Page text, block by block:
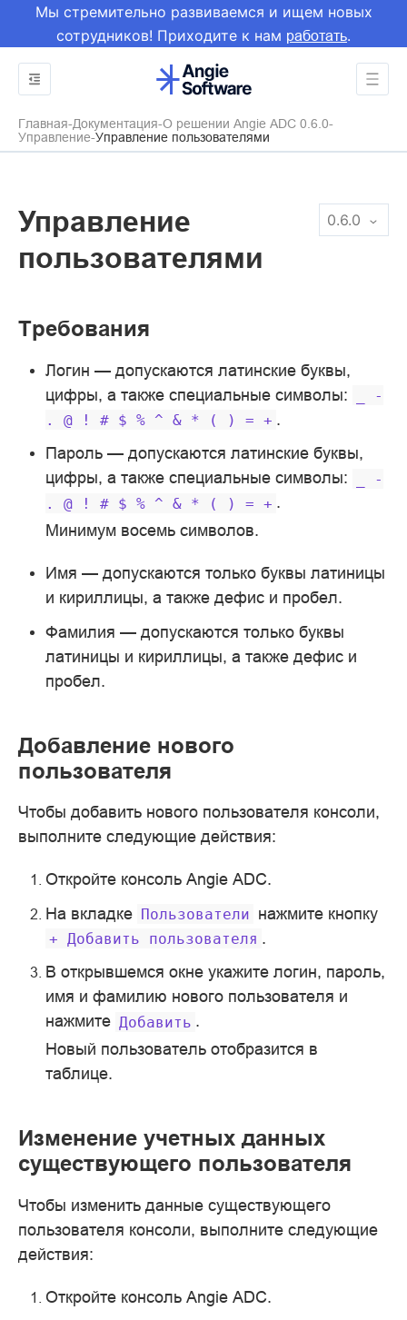
Мы стремительно развиваемся и ищем новых
сотрудников! Приходите к нам работать.
Главная Документация О решении Angie ADC 0.6.0
Управление Управление пользователями
0.6.0
Управление
пользователями
Требования
Логин — допускаются латинские буквы,
цифры, а также специальные символы:
-
.
@ ! # $ % ^ & * ( ) = + .
Пароль — допускаются латинские буквы,
цифры, а также специальные символы:
-
.
@ ! # $ % ^ & * ( ) = + .
Минимум восемь символов.
Имя — допускаются только буквы латиницы
и кириллицы, а также дефис и пробел.
Фамилия — допускаются только буквы
латиницы и кириллицы, а также дефис и
пробел.
Добавление нового
пользователя
Чтобы добавить нового пользователя консоли,
выполните следующие действия:
Откройте консоль Angie ADC.
На вкладке Пользователи нажмите кнопку
+ Добавить пользователя .
В открывшемся окне укажите логин, пароль,
имя и фамилию нового пользователя и
нажмите Добавить .
Новый пользователь отобразится в
таблице.
Изменение учетных данных
существующего пользователя
Чтобы изменить данные существующего
пользователя консоли, выполните следующие
действия:
Откройте консоль Angie ADC.